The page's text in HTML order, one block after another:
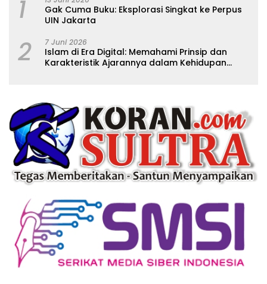
1
Gak Cuma Buku: Eksplorasi Singkat ke Perpus
UIN Jakarta
2 7 Juni 2026
Islam di Era Digital: Memahami Prinsip dan
Karakteristik Ajarannya dalam Kehidupan